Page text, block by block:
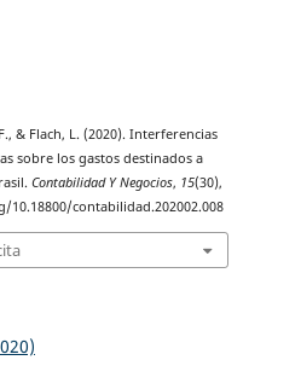
& Flach, L. (2020). Interferencias
sobre los gastos destinados a
Contabilidad Y Negocios, 15(30),
10.18800/contabilidad.202002.008